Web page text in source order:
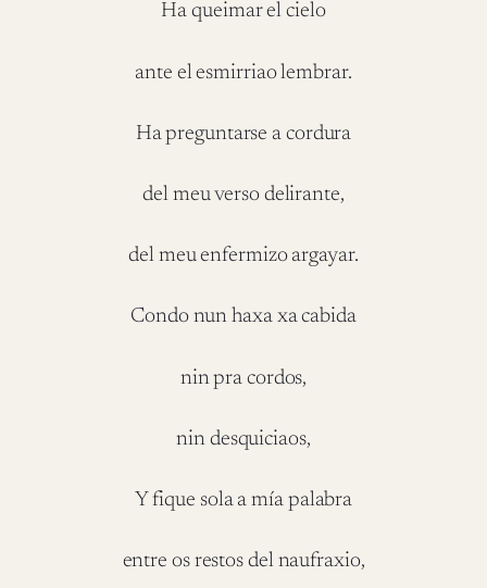
Ha queimar el cielo
ante el esmirriao lembrar.
Ha preguntarse a cordura
del meu verso delirante,
del meu enfermizo argayar.
Condo nun haxa xa cabida
nin pra cordos,
nin desquiciaos,
Y fique sola a mía palabra
entre os restos del naufraxio,